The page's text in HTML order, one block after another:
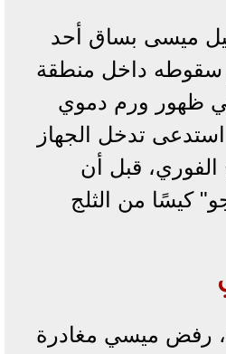
ميسى بساق أحد
سقوطه داخل منطقة
ظهور ورم دموي
تدخل الجهاز
الفوري، قبل أن
كيسًا من الثلج
رفض ميسي مغادرة